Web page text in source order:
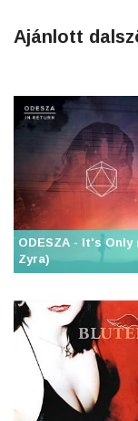
Ajánlott
ODESZA - It's Only
Zyra)